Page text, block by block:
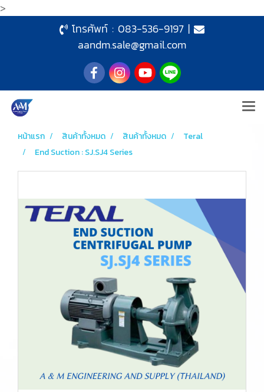
>
โทรศัพท์ : 083-536-9197|
aandm.sale@gmail.com
หน้าแรก สินค้าทั้งหมด สินค้าทั้งหมด
Teral
End Suction : SJ.SJ4 Series